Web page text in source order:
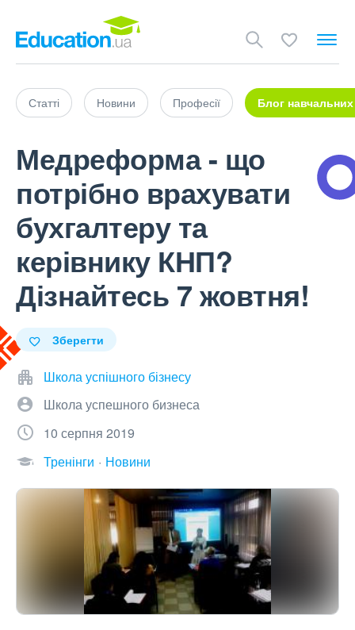
Статті Новини Професії Блог навчальних
Медреформа - що
потрібно врахувати
бухгалтеру та
керівнику КНП?
Дізнайтесь 7 жовтня!
Зберегти
Школа успішного бізнесу
Школа успешного бизнеса
10 серпня 2019
Тренінги
Новини